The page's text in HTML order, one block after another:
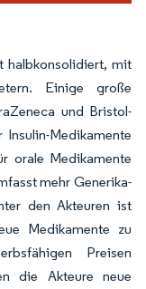
halbkonsolidiert, mit
Einige große
und Bristol-
Medikamente
orale Medikamente
mehr Generika-
den Akteuren ist
Medikamente zu
Preisen
die Akteure neue